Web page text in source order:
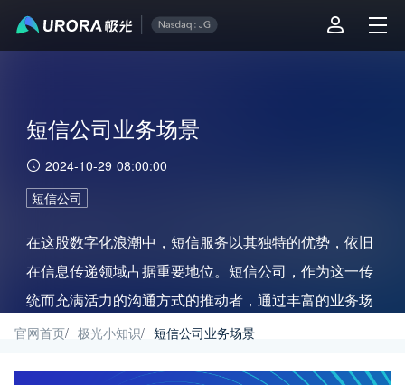
短信公司业务场景
2024-10-29 08:00:00
短信公司
在这股数字化浪潮中，短信服务以其独特的优势，依旧
在信息传递领域占据重要地位。短信公司，作为这一传
统而充满活力的沟通方式的推动者，通过丰富的业务场
景和高效的服务产品，连接着企业与客户，展现了强大
官网首页/ 极光小知识/ 短信公司业务场景